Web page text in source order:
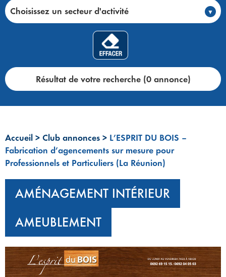
Choisissez un secteur d'activité
Résultat de votre recherche (0 annonce)
Accueil > Club annonces > L’ESPRIT DU BOIS –
Fabrication d’agencements sur mesure pour
Professionnels et Particuliers (La Réunion)
AMÉNAGEMENT INTÉRIEUR
AMEUBLEMENT